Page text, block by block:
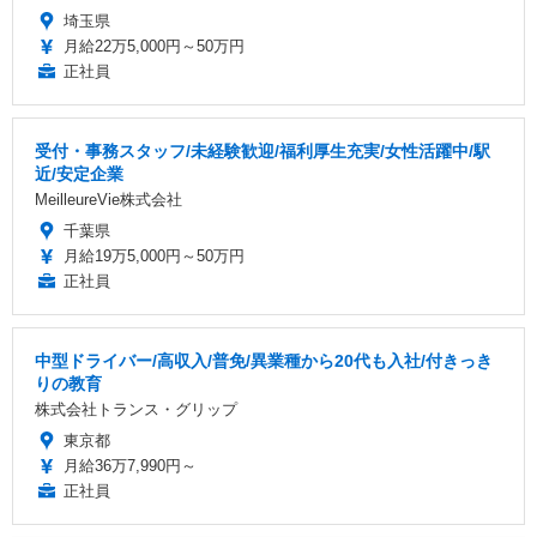
埼玉県
月給22万5,000円～50万円
正社員
受付・事務スタッフ/未経験歓迎/福利厚生充実/女性活躍中/駅
近/安定企業
MeilleureVie株式会社
千葉県
月給19万5,000円～50万円
正社員
中型ドライバー/高収入/普免/異業種から20代も入社/付きっき
りの教育
株式会社トランス・グリップ
東京都
月給36万7,990円～
正社員